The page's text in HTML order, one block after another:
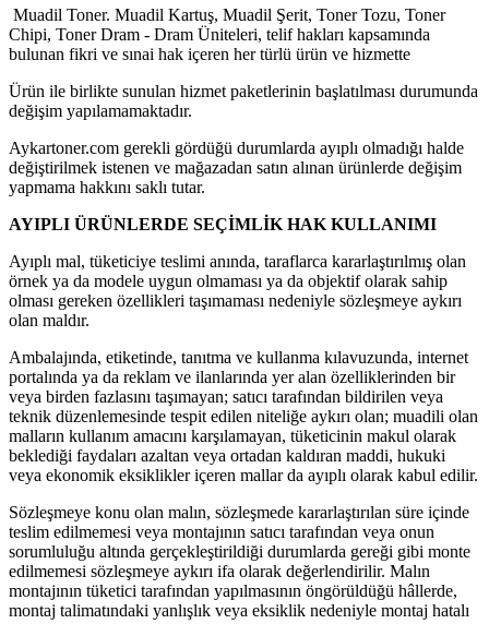
Muadil Toner. Muadil Kartuş, Muadil Şerit, Toner Tozu, Toner
Chipi, Toner Dram - Dram Üniteleri, telif hakları kapsamında
bulunan fikri ve sınai hak içeren her türlü ürün ve hizmette
Ürün ile birlikte sunulan hizmet paketlerinin başlatılması durumunda
değişim yapılamamaktadır.
Aykartoner.com gerekli gördüğü durumlarda ayıplı olmadığı halde
değiştirilmek istenen ve mağazadan satın alınan ürünlerde değişim
yapmama hakkını saklı tutar.
AYIPLI ÜRÜNLERDE SEÇİMLİK HAK KULLANIMI
Ayıplı mal, tüketiciye teslimi anında, taraflarca kararlaştırılmış olan
örnek ya da modele uygun olmaması ya da objektif olarak sahip
olması gereken özellikleri taşımaması nedeniyle sözleşmeye aykırı
olan maldır.
Ambalajında, etiketinde, tanıtma ve kullanma kılavuzunda, internet
portalında ya da reklam ve ilanlarında yer alan özelliklerinden bir
veya birden fazlasını taşımayan; satıcı tarafından bildirilen veya
teknik düzenlemesinde tespit edilen niteliğe aykırı olan; muadili olan
malların kullanım amacını karşılamayan, tüketicinin makul olarak
beklediği faydaları azaltan veya ortadan kaldıran maddi, hukuki
veya ekonomik eksiklikler içeren mallar da ayıplı olarak kabul edilir.
Sözleşmeye konu olan malın, sözleşmede kararlaştırılan süre içinde
teslim edilmemesi veya montajının satıcı tarafından veya onun
sorumluluğu altında gerçekleştirildiği durumlarda gereği gibi monte
edilmemesi sözleşmeye aykırı ifa olarak değerlendirilir. Malın
montajının tüketici tarafından yapılmasının öngörüldüğü hâllerde,
montaj talimatındaki yanlışlık veya eksiklik nedeniyle montaj hatalı